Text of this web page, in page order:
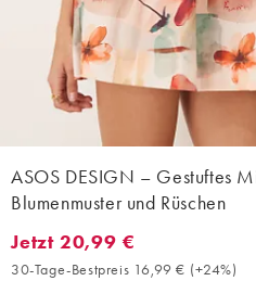
ASOS DESIGN – Gestuftes
Blumenmuster und Rüschen
Jetzt 20,99 €. 30-Tage-
Jetzt 20,99 €
30-Tage-Bestpreis 16,99 € (+24%)